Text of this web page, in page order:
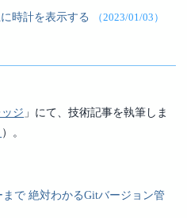
時計を表示する （2023/01/03）
ジ 」にて、技術記事を執筆しま
）。